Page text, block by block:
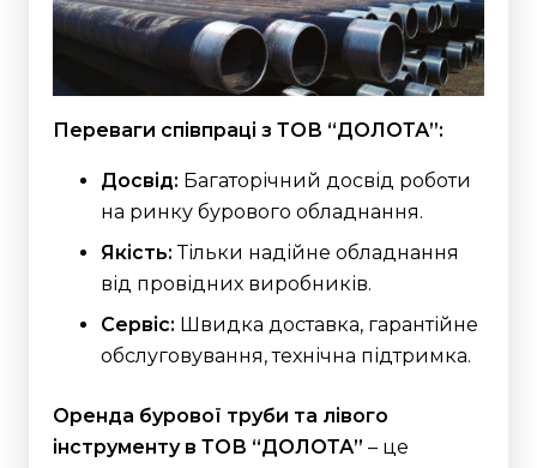
Переваги співпраці з ТОВ “ДОЛОТА”:
Досвід: Багаторічний досвід роботи
на ринку бурового обладнання.
Якість: Тільки надійне обладнання
від провідних виробників.
Сервіс: Швидка доставка, гарантійне
обслуговування, технічна підтримка.
Оренда бурової труби та лівого
інструменту в ТОВ “ДОЛОТА” – це